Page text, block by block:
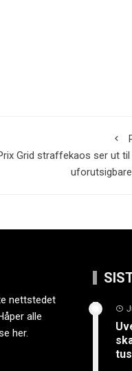
Grid straffekaos ser ut til
nettstedet
alle
her.